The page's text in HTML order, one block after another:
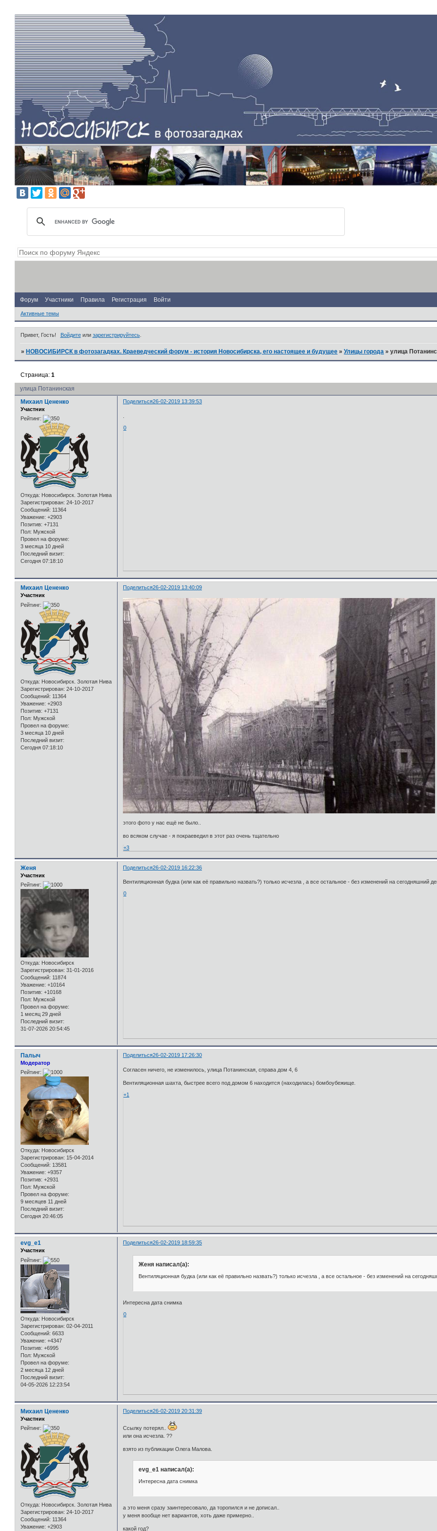
Форум Участники Правила Регистрация Войти
Активные темы
Привет, Гость! Войдитеили зарегистрируйтесь.
»НОВОСИБИРСК в фотозагадках. Краеведческий форум - история Новосибирска, его настоящее и будущее »Улицы города »улица
улица Потанинская
Страница:1
Поделиться26-02-2019 13:39:53
Михаил Цененко
Участник
Рейтинг:
Откуда: Новосибирск. Золотая Нива
Зарегистрирован: 24-10-2017
Сообщений: 11364
Уважение: +2903
Позитив: +7131
Пол: Мужской
Провел на форуме:
3 месяца 10 дней
Последний визит:
Сегодня 07:18:10
0
Поделиться26-02-2019 13:40:09
Михаил Цененко
Участник
Рейтинг:
Откуда: Новосибирск. Золотая Нива
Зарегистрирован: 24-10-2017
Сообщений: 11364
Уважение: +2903
Позитив: +7131
Пол: Мужской
Провел на форуме:
3 месяца 10 дней
Последний визит:
Сегодня 07:18:10
этого фото у нас ещё не было..
во всяком случае - я покраеведил в этот раз очень тщательно
+3
Поделиться26-02-2019 16:22:36
Женя
Участник
Рейтинг:
Откуда: Новосибирск
Зарегистрирован: 31-01-2016
Сообщений: 11874
Уважение: +10164
Позитив: +10168
Пол: Мужской
Провел на форуме:
1 месяц 29 дней
Последний визит:
31-07-2026 20:54:45
Вентиляционная будка (или как её правильно назвать?) только исчезла , а все остальное - без изменений на сегодняшний
0
Поделиться26-02-2019 17:26:30
Палыч
Модератор
Рейтинг:
Откуда: Новосибирск
Зарегистрирован: 15-04-2014
Сообщений: 13581
Уважение: +9357
Позитив: +2931
Пол: Мужской
Провел на форуме:
9 месяцев 11 дней
Последний визит:
Сегодня 20:46:05
Согласен ничего, не изменилось, улица Потанинская, справа дом 4, 6
Вентиляционная шахта, быстрее всего под домом 6 находится (находилась) бомбоубежище.
+1
Поделиться26-02-2019 18:59:35
evg_e1
Участник
Рейтинг:
Откуда: Новосибирск
Зарегистрирован: 02-04-2011
Сообщений: 6633
Уважение: +4347
Позитив: +6995
Пол: Мужской
Провел на форуме:
2 месяца 12 дней
Последний визит:
04-05-2026 12:23:54
Женя написал(а):
Вентиляционная будка (или как её правильно назвать?) только исчезла , а все остальное - без изменений на
Интересна дата снимка
0
Поделиться26-02-2019 20:31:39
Михаил Цененко
Участник
Рейтинг:
Откуда: Новосибирск. Золотая Нива
Зарегистрирован: 24-10-2017
Сообщений: 11364
Уважение: +2903
Ссылку потерял..
или она исчезла. ??
взято из публикации Олега Малова.
evg_e1 написал(а):
Интересна дата снимка
а это меня сразу заинтересовало, да торопился и не дописал..
у меня вообще нет вариантов, хоть даже примерно..
какой год?